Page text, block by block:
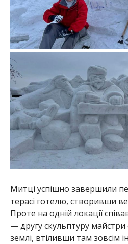
Митці успішно завершили
терасі готелю, створивши
Проте на одній локації
— другу скульптуру
землі, втіливши там зовсім